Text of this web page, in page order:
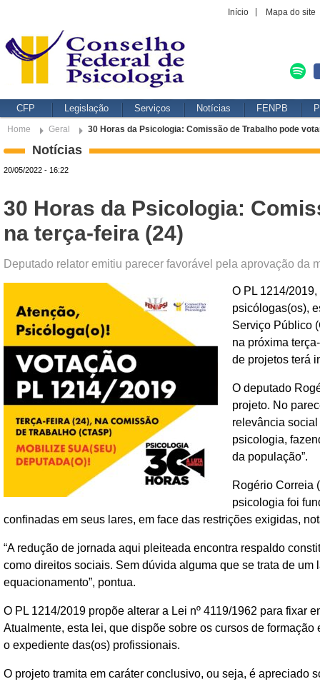
Início Mapa do site
CFP Legislação Serviços Notícias FENPB
Home Geral 30 Horas da Psicologia: Comissão de Trabalho pode
Notícias
20/05/2022 - 16:22
30 Horas da Psicologia:
na terça-feira (24)
Deputado relator emitiu parecer favorável pela aprovação da
O PL 1214/
psicólogas(os),
Serviço Público
na próxima
de projetos terá
O deputado
projeto. No
relevância
psicologia,
da população”.
Rogério Correia
psicologia foi
confinadas em seus lares, em face das restrições exigidas,
“A redução de jornada aqui pleiteada encontra respaldo
como direitos sociais. Sem dúvida alguma que se trata de
equacionamento”, pontua.
O PL 1214/2019 propõe alterar a Lei nº 4119/1962 para fixar
Atualmente, esta lei, que dispõe sobre os cursos de
o expediente das(os) profissionais.
O projeto tramita em caráter conclusivo, ou seja, é apreciado